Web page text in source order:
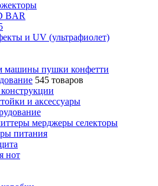
BAR
и UV (ультрафиолет)
машины пушки конфетти
545 товаров
и аксесcуары
мерджеры селекторы
питания
нот